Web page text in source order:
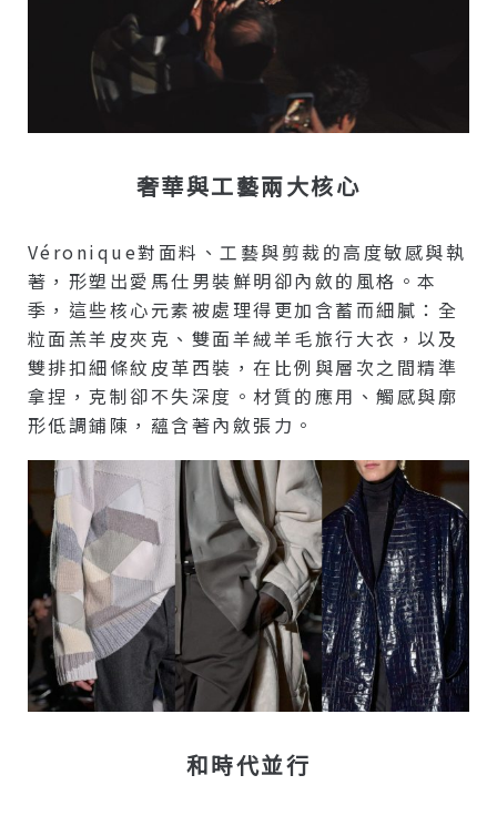
奢華與工藝兩大核心
Véronique對面料、工藝與剪裁的高度敏感與執
著，形塑出愛馬仕男裝鮮明卻內斂的風格。本
季，這些核心元素被處理得更加含蓄而細膩：全
粒面羔羊皮夾克、雙面羊絨羊毛旅行大衣，以及
雙排扣細條紋皮革西裝，在比例與層次之間精準
拿捏，克制卻不失深度。材質的應用、觸感與廓
形低調鋪陳，蘊含著內斂張力。
和時代並行